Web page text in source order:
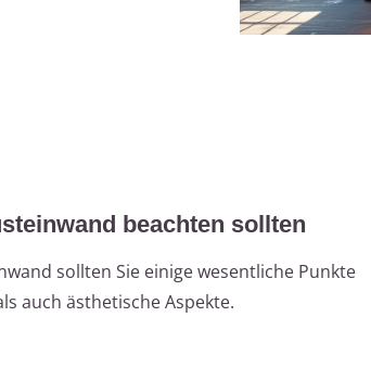
beachten sollten
sollten Sie einige wesentliche Punkte
auch ästhetische Aspekte.